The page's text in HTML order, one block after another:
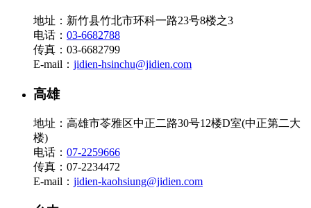
地址：新竹县竹北市环科一路23号8楼之3
电话： 03-6682788
传真：03-6682799
E-mail： jidien-hsinchu@jidien.com
高雄
地址：高雄市苓雅区中正二路30号12楼D室(中正第二大
楼)
电话： 07-2259666
传真：07-2234472
E-mail： jidien-kaohsiung@jidien.com